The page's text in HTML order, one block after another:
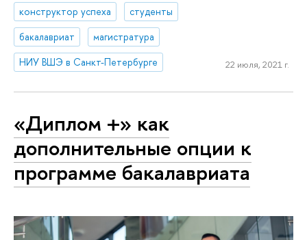
конструктор успеха
студенты
бакалавриат
магистратура
НИУ ВШЭ в Санкт-Петербурге
22 июля, 2021 г.
«Диплом +» как
дополнительные опции к
программе бакалавриата